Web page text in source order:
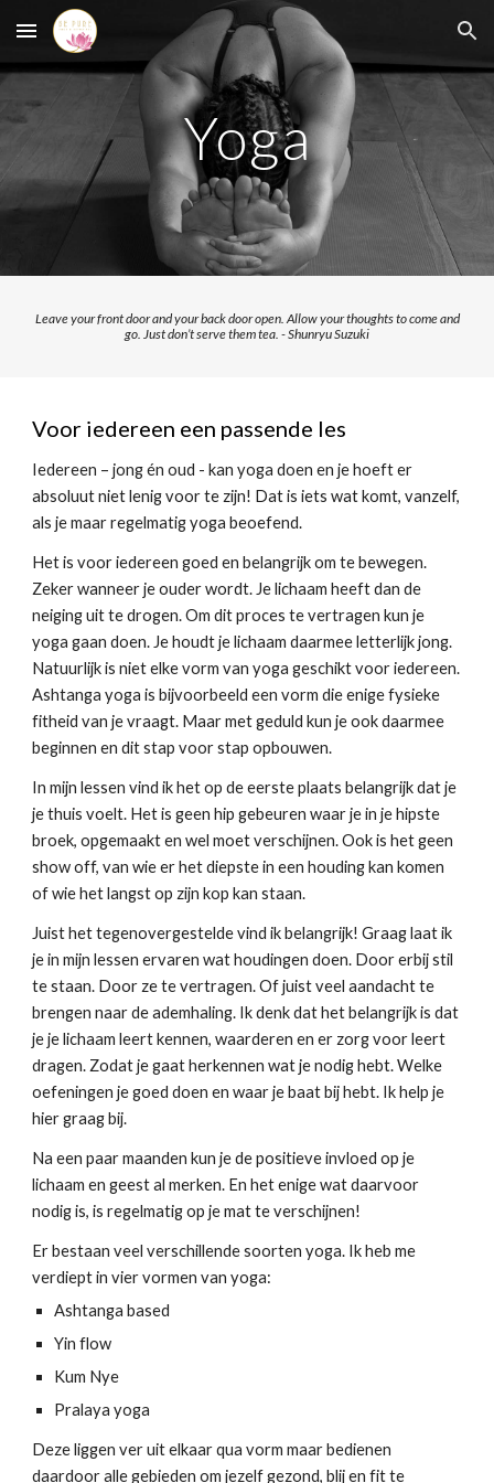
Skip to main content Skip to navigation
Yoga
Leave your front door and your back door open.Allow your thoughts to come and
go. Just don’t serve them tea. -Shunryu Suzuki
Voor iedereen een passende les
Iedereen – jong én oud - kan yoga doen en je hoeft er
absoluut niet lenig voor te zijn! Dat is iets wat komt, vanzelf,
als je maar regelmatig yoga beoefend.
Het is voor iedereen goed en belangrijk om te bewegen.
Zeker wanneer je ouder wordt. Je lichaam heeft dan de
neiging uit te drogen. Om dit proces te vertragen kun je
yoga gaan doen. Je houdt je lichaam daarmee letterlijk jong.
Natuurlijk is niet elke vorm van yoga geschikt voor iedereen.
Ashtanga yoga is bijvoorbeeld een vorm die enige fysieke
fitheid van je vraagt. Maar met geduld kun je ook daarmee
beginnen en dit stap voor stap opbouwen.
In mijn lessen vind ik het op de eerste plaats belangrijk dat je
je thuis voelt. Het is geen hip gebeuren waar je in je hipste
broek, opgemaakt en wel moet verschijnen. Ook is het geen
show off, van wie er het diepste in een houding kan komen
of wie het langst op zijn kop kan staan.
Juist het tegenovergestelde vind ik belangrijk! Graag laat ik
je in mijn lessen ervaren wat houdingen doen. Door erbij stil
te staan. Door ze te vertragen. Of juist veel aandacht te
brengen naar de ademhaling. Ik denk dat het belangrijk is dat
je je lichaam leert kennen, waarderen en er zorg voor leert
dragen. Zodat je gaat herkennen wat je nodig hebt. Welke
oefeningen je goed doen en waar je baat bij hebt. Ik help je
hier graag bij.
Na een paar maanden kun je de positieve invloed op je
lichaam en geest al merken. En het enige wat daarvoor
nodig is, is regelmatig op je mat te verschijnen!
Er bestaan veel verschillende soorten yoga. Ik heb me
verdiept in vier vormen van yoga:
Ashtanga based
Yin flow
Kum Nye
Pralaya yoga
Deze liggen ver uit elkaar qua vorm maar bedienen
daardoor alle gebieden om jezelf gezond, blij en fit te